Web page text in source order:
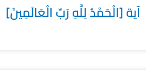
آية [الْحَمْدُ لِلَّهِ رَبِّ الْعَالَمِينَ]